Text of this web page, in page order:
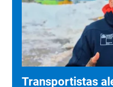
Transportistas